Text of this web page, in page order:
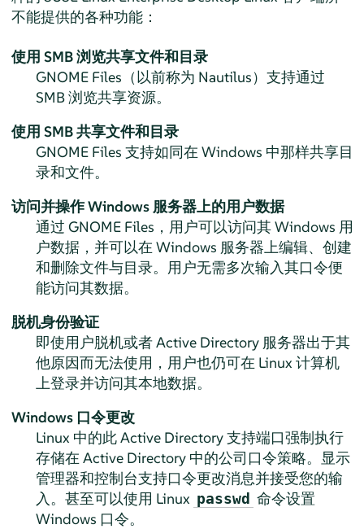
不能提供的各种功能：
使用 SMB 浏览共享文件和目录
GNOME Files（以前称为 Nautilus）支持通过
SMB 浏览共享资源。
使用 SMB 共享文件和目录
GNOME Files 支持如同在 Windows 中那样共享目
录和文件。
访问并操作 Windows 服务器上的用户数据
通过 GNOME Files，用户可以访问其 Windows 用
户数据，并可以在 Windows 服务器上编辑、创建
和删除文件与目录。用户无需多次输入其口令便
能访问其数据。
脱机身份验证
即使用户脱机或者 Active Directory 服务器出于其
他原因而无法使用，用户也仍可在 Linux 计算机
上登录并访问其本地数据。
Windows 口令更改
Linux 中的此 Active Directory 支持端口强制执行
存储在 Active Directory 中的公司口令策略。显示
管理器和控制台支持口令更改消息并接受您的输
入。甚至可以使用 Linux passwd 命令设置
Windows 口令。